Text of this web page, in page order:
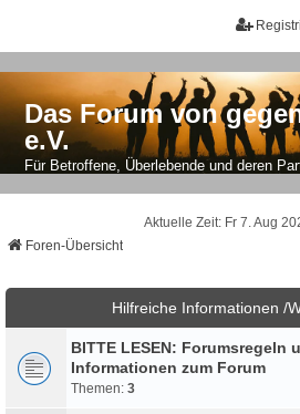
Das Forum von
e.V.
Für Betroffene, Überlebende und deren
Aktuelle Zeit: Fr 7. Aug
Foren-Übersicht
Hilfreiche Informationen /
BITTE LESEN: Forumsregeln
Informationen zum Forum
Themen: 3